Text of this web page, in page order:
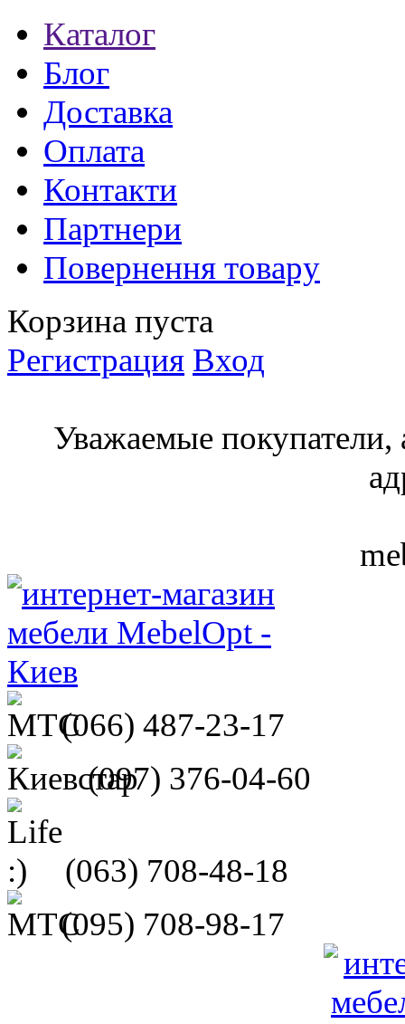
Каталог
Блог
Доставка
Оплата
Контакти
Партнери
Повернення товару
Корзина пуста
Регистрация Вход
Уважаемые покупатели,
(066) 487-23-17
(097) 376-04-60
(063) 708-48-18
(095) 708-98-17